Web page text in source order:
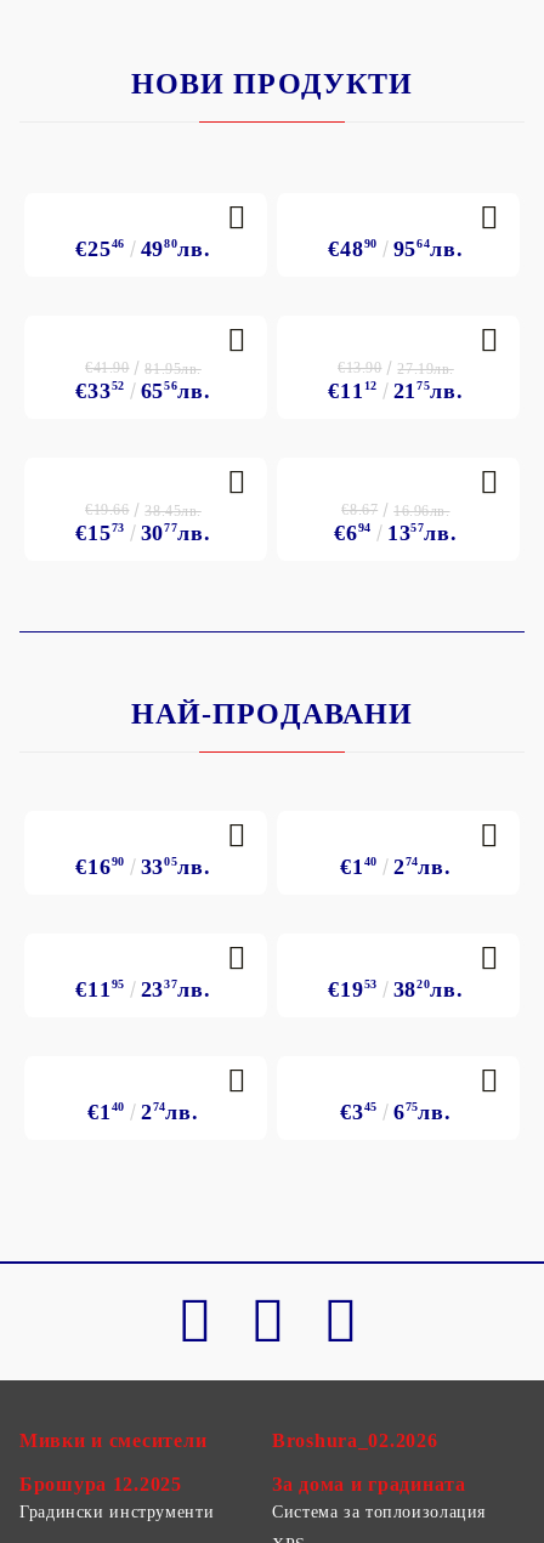
НОВИ ПРОДУКТИ
€2546 4980лв. €4890 9564лв.
€3352 6556лв.
€41.90 81.95лв.
€11 12 2175лв.
€13.90 27.19лв.
€1573 3077лв.
€19.66 38.45лв.
€694 1357лв.
€8.67 16.96лв.
НАЙ-ПРОДАВАНИ
€1690 3305лв. €1 40 274лв.
€11 95 2337лв. €1953 3820лв.
€1 40 274лв. €345 675лв.
Мивки и смесители
Брошура 12.2025
Broshura_02.2026
За дома и градината
Градински инструменти
Система за топлоизолация